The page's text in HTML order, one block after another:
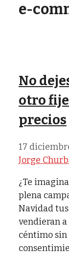
e-
No
otro
precios
17
Jorge
¿Te
plena
Navidad
vendieran a
céntimo